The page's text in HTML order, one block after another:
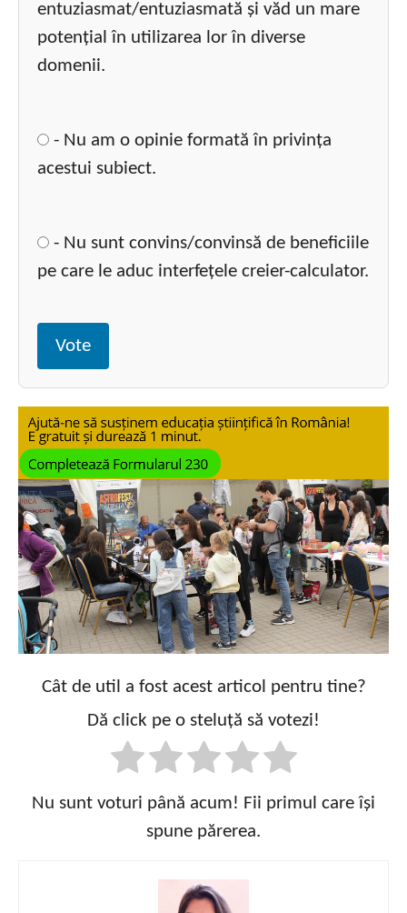
entuziasmat/entuziasmată și văd un mare
potențial în utilizarea lor în diverse
domenii.
- Nu am o opinie formată în privința
acestui subiect.
- Nu sunt convins/convinsă de beneficiile
pe care le aduc interfețele creier-calculator.
Vote
Cât de util a fost acest articol pentru tine?
Dă click pe o steluță să votezi!
Nu sunt voturi până acum! Fii primul care își
spune părerea.